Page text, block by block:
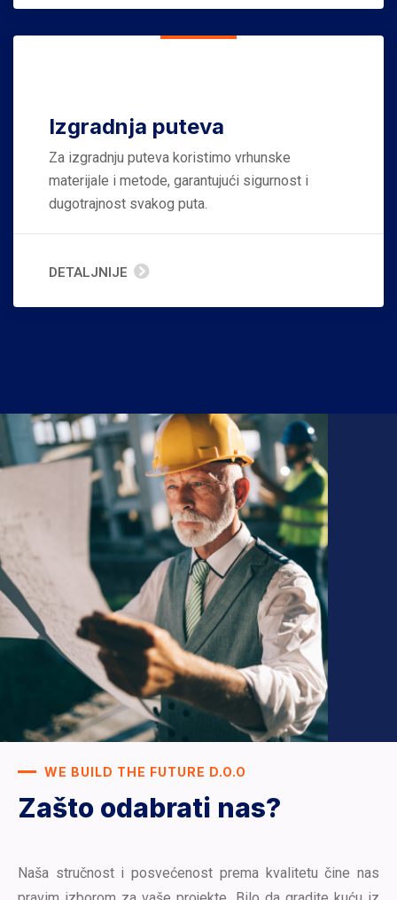
Izgradnja puteva
Za izgradnju puteva koristimo vrhunske
materijale i metode, garantujući sigurnost i
dugotrajnost svakog puta.
DETALJNIJE
WE BUILD THE FUTURE D.O.O
Zašto odabrati nas?
Naša stručnost i posvećenost prema kvalitetu čine nas